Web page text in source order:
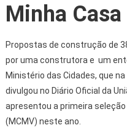
Minha
Propostas de construção de
por uma construtora e um
Ministério das Cidades, que
divulgou no Diário Oficial da
apresentou a primeira seleção
(MCMV) neste ano.